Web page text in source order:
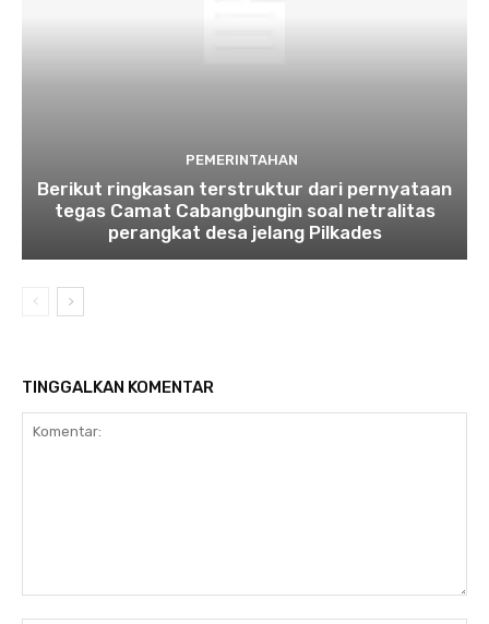
PEMERINTAHAN
Berikut ringkasan terstruktur dari pernyataan
tegas Camat Cabangbungin soal netralitas
perangkat desa jelang Pilkades
TINGGALKAN KOMENTAR